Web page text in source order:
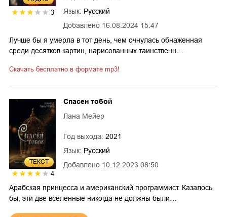
3
Добавлено 16.08.2024 15:47
Язык: Русский
Лучше бы я умерла в тот день, чем очнулась обнаженная
среди десятков картин, нарисованных таинственн…
Скачать бесплатно в формате mp3!
ТЕКСТ
4
Добавлено 10.12.2023 08:50
Спасен тобой
Лана Мейер
Год выхода: 2021
Язык: Русский
Арабская принцесса и американский программист. Казалось
бы, эти две вселенные никогда не должны были…